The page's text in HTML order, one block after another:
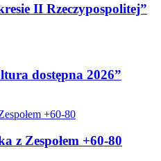
II Rzeczypospolitej”
dostępna 2026”
z Zespołem +60-80